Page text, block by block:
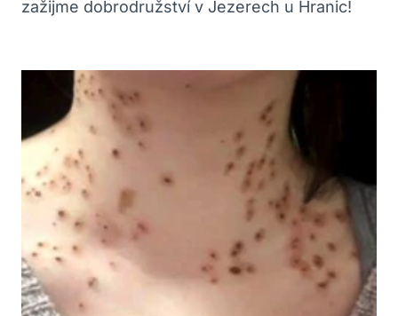
zažijme dobrodružství v Jezerech u Hranic!